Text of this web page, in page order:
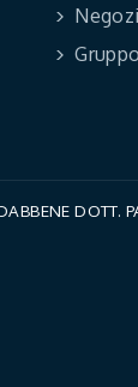
Negozi
DOTT.